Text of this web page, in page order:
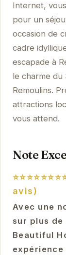
Internet,
pour un
occasion de
cadre
escapade à
le charme du
Remoulins.
attractions
vous attend.
Note
avis)
Avec une
sur plus
Beautiful